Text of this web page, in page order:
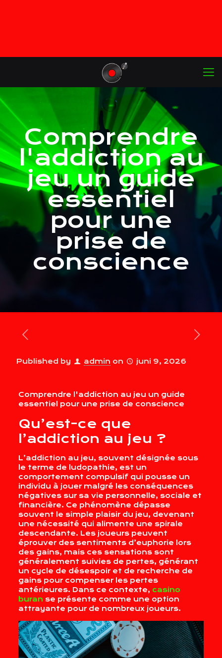
Comprendre
l'addiction au
jeu un guide
essentiel
pour une
prise de
conscience
Published by admin on juni 9, 2026
Comprendre l'addiction au jeu un guide
essentiel pour une prise de conscience
Qu’est-ce que
l’addiction au jeu ?
L’addiction au jeu, souvent désignée sous
le terme de ludopathie, est un
comportement compulsif qui pousse un
individu à jouer malgré les conséquences
négatives sur sa vie personnelle, sociale et
financière. Ce phénomène dépasse
souvent le simple plaisir du jeu, devenant
une nécessité qui alimente une spirale
descendante. Les joueurs peuvent
éprouver des sentiments d’euphorie lors
des gains, mais ces sensations sont
généralement suivies de pertes, générant
un cycle de désespoir et de recherche de
gains pour compenser les pertes
antérieures. Dans ce contexte, casino
buran se présente comme une option
attrayante pour de nombreux joueurs.